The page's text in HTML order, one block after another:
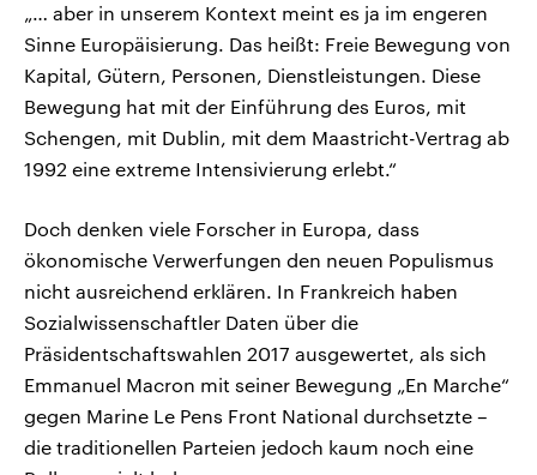
„… aber in unserem Kontext meint es ja im engeren
Sinne Europäisierung. Das heißt: Freie Bewegung von
Kapital, Gütern, Personen, Dienstleistungen. Diese
Bewegung hat mit der Einführung des Euros, mit
Schengen, mit Dublin, mit dem Maastricht-Vertrag ab
1992 eine extreme Intensivierung erlebt.“
Doch denken viele Forscher in Europa, dass
ökonomische Verwerfungen den neuen Populismus
nicht ausreichend erklären. In Frankreich haben
Sozialwissenschaftler Daten über die
Präsidentschaftswahlen 2017 ausgewertet, als sich
Emmanuel Macron mit seiner Bewegung „En Marche“
gegen Marine Le Pens Front National durchsetzte –
die traditionellen Parteien jedoch kaum noch eine